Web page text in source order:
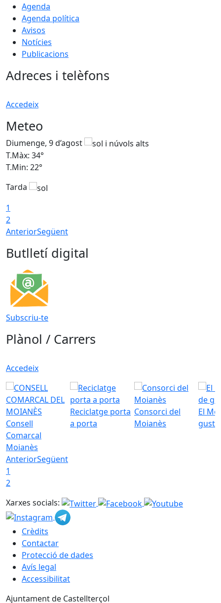
Agenda
Agenda política
Avisos
Notícies
Publicacions
Adreces i telèfons
Accedeix
Meteo
Diumenge, 9 d’agost
T.Màx: 34°
T.Min: 22°
Tarda
1
2
AnteriorSegüent
Butlletí digital
Subscriu-te
Plànol / Carrers
Accedeix
Consell
Comarcal
Moianès
Reciclatge porta
a porta
Consorci del
Moianès
El
gust
AnteriorSegüent
1
2
Xarxes socials:
Crèdits
Contactar
Protecció de dades
Avís legal
Accessibilitat
Ajuntament de Castellterçol